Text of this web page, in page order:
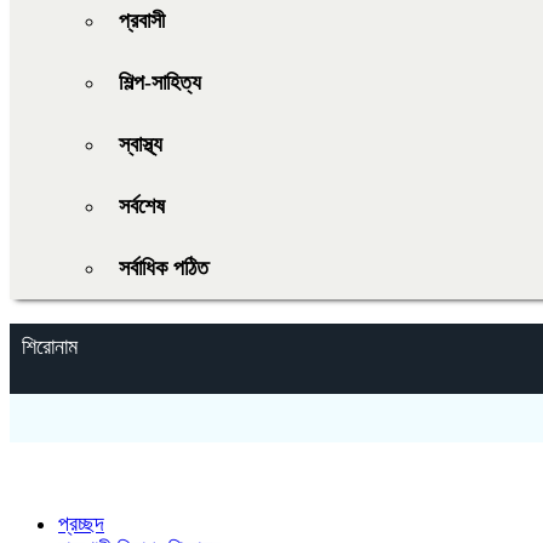
প্রবাসী
শিল্প-সাহিত্য
স্বাস্থ্য
সর্বশেষ
সর্বাধিক পঠিত
শিরোনাম
প্রচ্ছদ